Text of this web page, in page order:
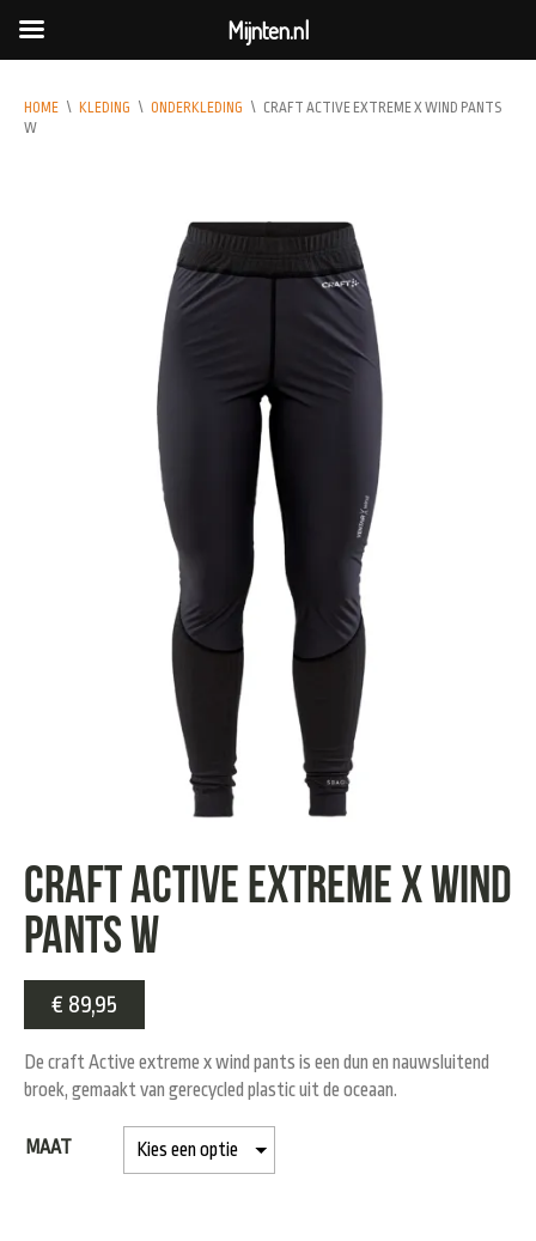
HOME \ KLEDING \ ONDERKLEDING \ CRAFT ACTIVE EXTREME X WIND PANTS
W
Craft Active Extreme X wind
pants W
€ 89,95
De craft Active extreme x wind pants is een dun en nauwsluitend
broek, gemaakt van gerecycled plastic uit de oceaan.
MAAT
Mijnten.nl